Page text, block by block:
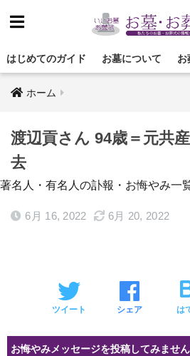
はじめてのガイド お墓について お
ホーム
渡辺貢さん 94歳＝元共
去
著名人・有名人の訃報・お悔やみ一
6月 16, 2022 6月 20, 2022
ツイート シェア は
お悔やみメッセージを投稿してみませ